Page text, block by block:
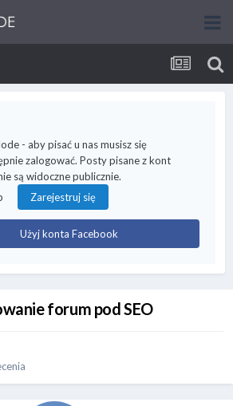
- aby pisać u nas musisz się
zalogować. Posty pisane z kont
są widoczne publicznie.
Zarejestruj się
Użyj konta Facebook
forum pod SEO